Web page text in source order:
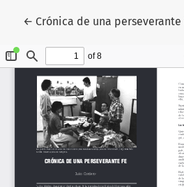
← Volver a los detalles del
Crónica de una perseverante